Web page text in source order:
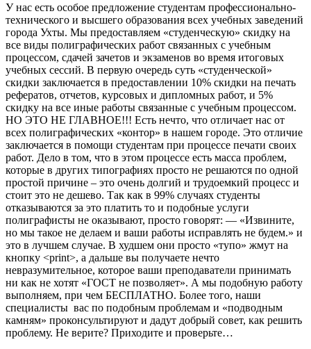
У нас есть особое предложение студентам профессионально-
технического и высшего образования всех учебных заведений
города Ухты. Мы предоставляем «студенческую» скидку на
все виды полиграфических работ связанных с учебным
процессом, сдачей зачетов и экзаменов во время итоговых
учебных сессий. В первую очередь суть «студенческой»
скидки заключается в предоставлении 10% скидки на печать
рефератов, отчетов, курсовых и дипломных работ, и 5%
скидку на все иные работы связанные с учебным процессом.
НО ЭТО НЕ ГЛАВНОЕ!!! Есть нечто, что отличает нас от
всех полиграфических «контор» в нашем городе. Это отличие
заключается в помощи студентам при процессе печати своих
работ. Дело в том, что в этом процессе есть масса проблем,
которые в других типографиях просто не решаются по одной
простой причине – это очень долгий и трудоемкий процесс и
стоит это не дешево. Так как в 99% случаях студенты
отказываются за это платить то и подобные услуги
полиграфисты не оказывают, просто говорят: — «Извините,
но мы такое не делаем и ваши работы исправлять не будем.» и
это в лучшем случае. В худшем они просто «тупо» жмут на
кнопку <print>, а дальше вы получаете нечто
невразумительное, которое ваши преподаватели принимать
ни как не хотят «ГОСТ не позволяет». А мы подобную работу
выполняем, при чем БЕСПЛАТНО. Более того, наши
специалисты вас по подобным проблемам и «подводным
камням» проконсультируют и дадут добрый совет, как решить
проблему. Не верите? Приходите и проверьте…